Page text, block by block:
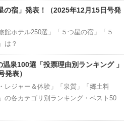
の宿」発表！（2025年12月15日号発
館ホテル250選」「５つ星の宿」「５
は？
泉100選「投票理由別ランキング 」
発表）
レジャー＆体験」「泉質」「郷土料
の各カテゴリ別ランキング・ベスト50